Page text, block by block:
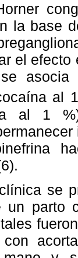
la base
el
asocia
al
al 1
se
un parto
con